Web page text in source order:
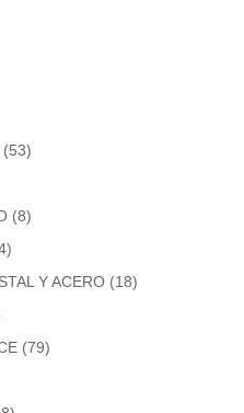
(53)
(8)
Y ACERO (18)
(79)